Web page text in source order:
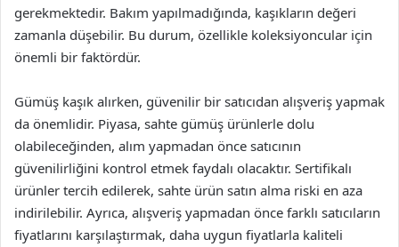
gerekmektedir. Bakım yapılmadığında, kaşıkların değeri
zamanla düşebilir. Bu durum, özellikle koleksiyoncular için
önemli bir faktördür.
Gümüş kaşık alırken, güvenilir bir satıcıdan alışveriş yapmak
da önemlidir. Piyasa, sahte gümüş ürünlerle dolu
olabileceğinden, alım yapmadan önce satıcının
güvenilirliğini kontrol etmek faydalı olacaktır. Sertifikalı
ürünler tercih edilerek, sahte ürün satın alma riski en aza
indirilebilir. Ayrıca, alışveriş yapmadan önce farklı satıcıların
fiyatlarını karşılaştırmak, daha uygun fiyatlarla kaliteli